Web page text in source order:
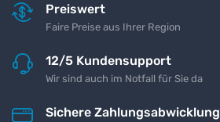
Preiswert
Faire Preise aus Ihrer Region
12/5 Kundensupport
Wir sind auch im Notfall für Sie da
Sichere Zahlungsabwicklung